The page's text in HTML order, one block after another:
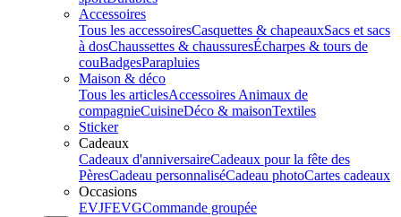
Accessoires
Tous les accessoiresCasquettes & chapeauxSacs et sacs
à dosChaussettes & chaussuresÉcharpes & tours de
couBadgesParapluies
Maison & déco
Tous les articlesAccessoires Animaux de
compagnieCuisineDéco & maisonTextiles
Sticker
Cadeaux
Cadeaux d'anniversaireCadeaux pour la fête des
PèresCadeau personnaliséCadeau photoCartes cadeaux
Occasions
EVJFEVGCommande groupée